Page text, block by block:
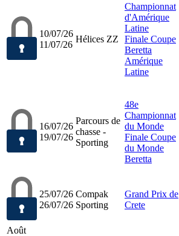
10/07/26
11/07/26
Hélices ZZ
Championnat
d'Amérique
Latine
Finale Coupe
Beretta
Amérique
Latine
16/07/26
19/07/26
Parcours de
chasse -
Sporting
48e
Championnat
du Monde
Finale Coupe
du Monde
Beretta
25/07/26
26/07/26
Compak
Sporting
Grand Prix de
Crete
Août